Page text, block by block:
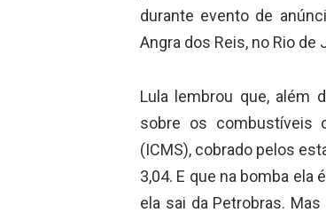
durante evento de
Angra dos Reis, no Rio de
Lula lembrou que, além
sobre os combustíveis
(ICMS), cobrado pelos
3,04. E que na bomba ela
ela sai da Petrobras.